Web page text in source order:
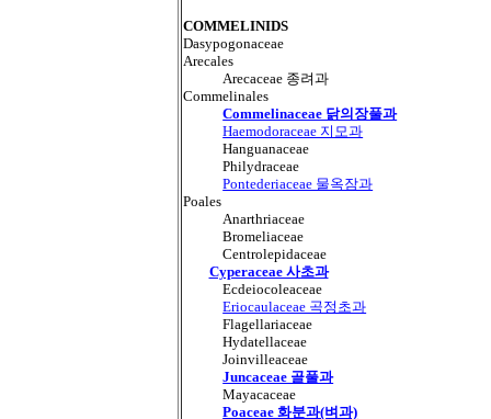
COMMELINIDS
Dasypogonaceae
Arecales
Arecaceae 종려과
Commelinales
Commelinaceae 닭의장풀과
Haemodoraceae 지모과
Hanguanaceae
Philydraceae
Pontederiaceae 물옥잠과
Poales
Anarthriaceae
Bromeliaceae
Centrolepidaceae
Cyperaceae 사초과
Ecdeiocoleaceae
Eriocaulaceae 곡정초과
Flagellariaceae
Hydatellaceae
Joinvilleaceae
Juncaceae 골풀과
Mayacaceae
Poaceae 화분과(벼과)